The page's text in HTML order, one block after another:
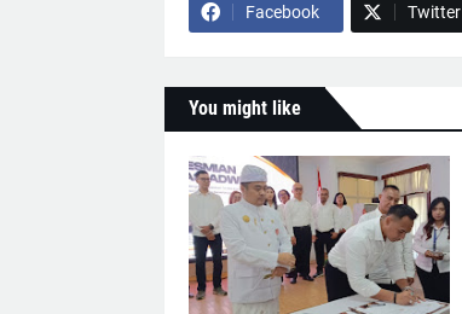
Facebook Twitter
You might like